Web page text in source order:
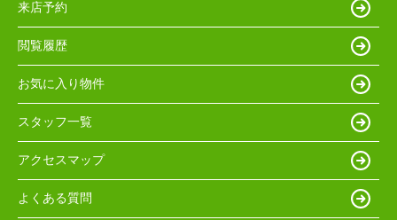
来店予約
閲覧履歴
お気に入り物件
スタッフ一覧
アクセスマップ
よくある質問